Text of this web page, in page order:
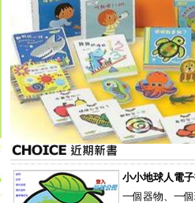
小小地球人電
一個器物、一